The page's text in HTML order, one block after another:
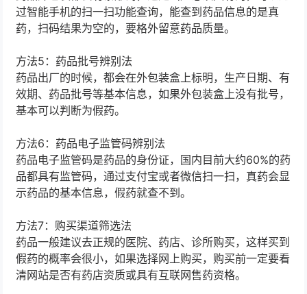
过智能手机的扫一扫功能查询，能查到药品信息的是真
药，扫码结果为空的，要格外留意药品质量。
方法5：药品批号辨别法
药品出厂的时候，都会在外包装盒上标明，生产日期、有
效期、药品批号等基本信息，如果外包装盒上没有批号，
基本可以判断为假药。
方法6：药品电子监管码辨别法
药品电子监管码是药品的身份证，国内目前大约60%的药
品都具有监管码，通过支付宝或者微信扫一扫，真药会显
示药品的基本信息，假药就查不到。
方法7：购买渠道筛选法
药品一般建议去正规的医院、药店、诊所购买，这样买到
假药的概率会很小，如果选择网上购买，购买前一定要看
清网站是否有药店资质或具有互联网售药资格。